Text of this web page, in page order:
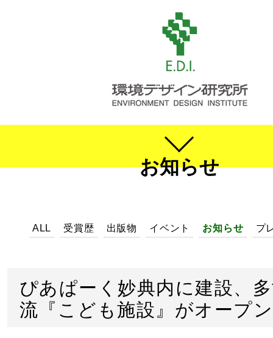
お知らせ
ALL 受賞歴 出版物 イベント お知らせ プ
ぴあぱーく妙典内に建設、
流『こども施設』がオープン